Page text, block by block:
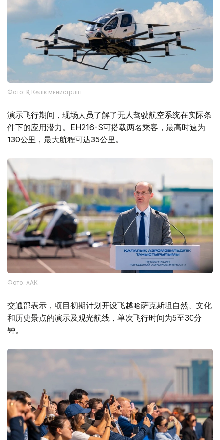
Фото: ҚР Көлік министрлігі
演示飞行期间，现场人员了解了无人驾驶航空系统在实际条
件下的应用潜力。EH216-S可搭载两名乘客，最高时速为
130公里，最大航程可达35公里。
Фото: ААК
交通部表示，项目初期计划开设飞越哈萨克斯坦自然、文化
和历史景点的演示及观光航线，单次飞行时间为5至30分
钟。